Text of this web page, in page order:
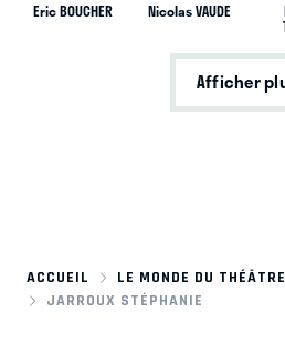
Eric BOUCHER Nicolas VAUDE
Afficher
ACCUEIL
LE MONDE DU THÉÂTRE
JARROUX STÉPHANIE